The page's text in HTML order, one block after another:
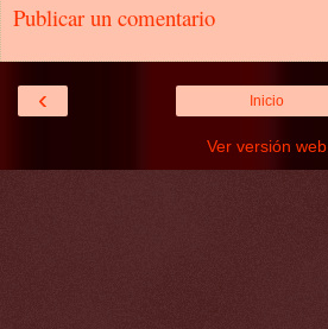
Publicar un comentario
‹ Inicio
Ver versión web